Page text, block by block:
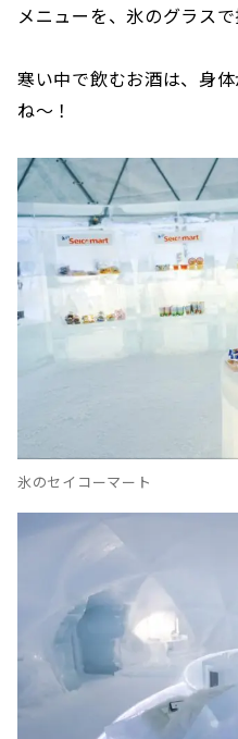
メニューを、氷のグラスで
寒い中で飲むお酒は、身
ね〜！
氷のセイコーマート